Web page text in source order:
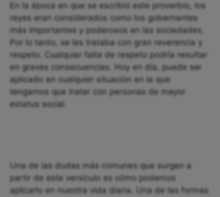
En la época en que se escribió este proverbio, los
reyes eran considerados como los gobernantes
más importantes y poderosos en las sociedades.
Por lo tanto, se les trataba con gran reverencia y
respeto. Cualquier falta de respeto podría resultar
en graves consecuencias. Hoy en día, puede ser
aplicado en cualquier situación en la que
tengamos que tratar con personas de mayor
estatus social.
Una de las dudas más comunes que surgen a
partir de este versículo es cómo podemos
aplicarlo en nuestra vida diaria. Una de las formas